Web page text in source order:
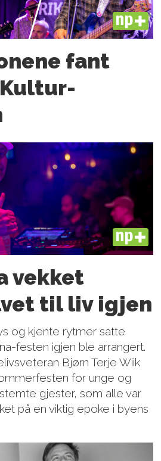
PLUS
fant
Kultur­
PLUS
vekket
til liv igjen
og kjente rytmer satte
festen igjen ble arrangert.
Bjørn Terje Wiik
for unge og
gjester, som alle var
på en viktig epoke i byens